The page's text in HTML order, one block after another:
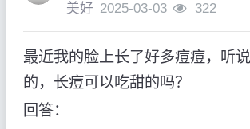
美好 2025-03-03 322
最近我的脸上长了好多痘痘，听
的，长痘可以吃甜的吗？
回答：